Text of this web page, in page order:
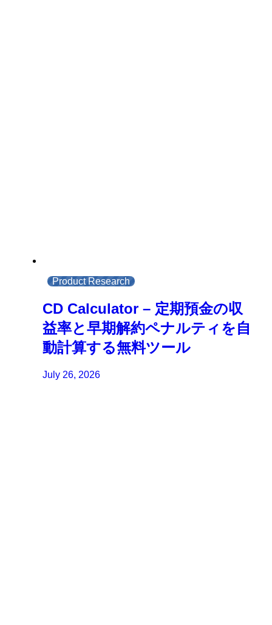
Product Research
CD Calculator – 定期預金の収
益率と早期解約ペナルティを自
動計算する無料ツール
July 26, 2026